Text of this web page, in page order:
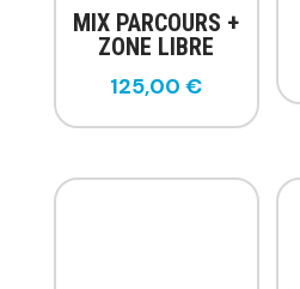
MIX PARCOURS +
ZONE LIBRE
125,00€